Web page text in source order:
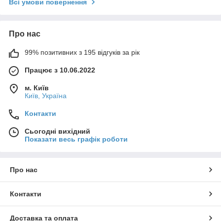
Всі умови повернення
Про нас
99% позитивних з 195 відгуків за рік
Працює з 10.06.2022
м. Київ
Київ, Україна
Контакти
Сьогодні вихідний
Показати весь графік роботи
Про нас
Контакти
Доставка та оплата